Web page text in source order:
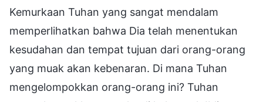
Kemurkaan Tuhan yang sangat mendalam
memperlihatkan bahwa Dia telah menentukan
kesudahan dan tempat tujuan dari orang-orang
yang muak akan kebenaran. Di mana Tuhan
mengelompokkan orang-orang ini? Tuhan